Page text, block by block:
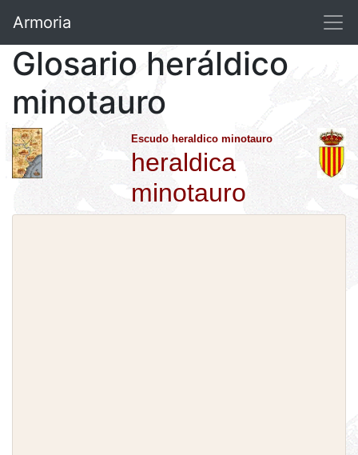
Armoria
Glosario heráldico
minotauro
Escudo heraldico minotauro
heraldica
minotauro